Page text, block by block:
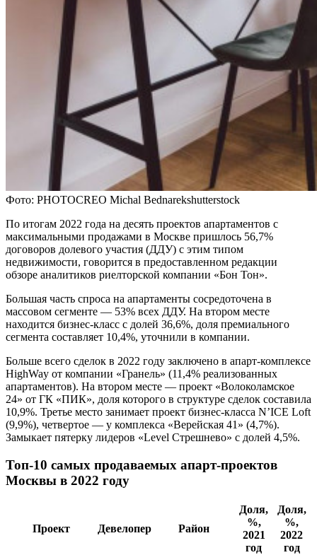
Фото: PHOTOCREO Michal Bednarekshutterstock
По итогам 2022 года на десять проектов апартаментов с
максимальными продажами в Москве пришлось 56,7%
договоров долевого участия (ДДУ) с этим типом
недвижимости, говорится в предоставленном редакции
обзоре аналитиков риелторской компании «Бон Тон».
Большая часть спроса на апартаменты сосредоточена в
массовом сегменте — 53% всех ДДУ. На втором месте
находится бизнес-класс с долей 36,6%, доля премиального
сегмента составляет 10,4%, уточнили в компании.
Больше всего сделок в 2022 году заключено в апарт-комплексе
HighWay от компании «Гранель» (11,4% реализованных
апартаментов). На втором месте — проект «Волоколамское
24» от ГК «ПИК», доля которого в структуре сделок составила
10,9%. Третье место занимает проект бизнес-класса N’ICE Loft
(9,9%), четвертое — у комплекса «Верейская 41» (4,7%).
Замыкает пятерку лидеров «Level Стрешнево» с долей 4,5%.
Топ-10 самых продаваемых апарт-проектов
Москвы в 2022 году
Проект Девелопер Район
Доля,
%,
2021
год
Доля,
%,
2022
год